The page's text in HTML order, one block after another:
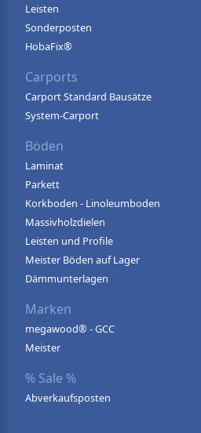
Leisten
Sonderposten
HobaFix®
Carports
Carport Standard Bausätze
System-Carport
Böden
Laminat
Parkett
Korkboden - Linoleumboden
Massivholzdielen
Leisten und Profile
Meister Böden auf Lager
Dämmunterlagen
Marken
megawood® - GCC
Meister
% Sale %
Abverkaufsposten